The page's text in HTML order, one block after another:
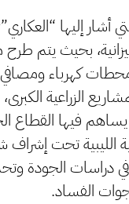
إليها
بحيث يتم طرح
كهرباء
الزراعية
يساهم فيها القطاع
الليبية تحت إشراف
الجودة
الفساد.